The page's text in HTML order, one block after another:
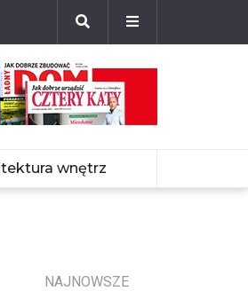
wnętrz
NAJNOWSZE